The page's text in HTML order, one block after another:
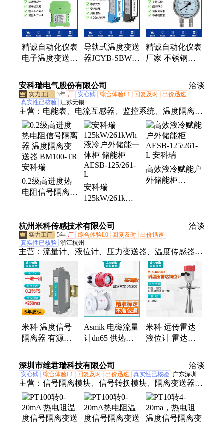
精诚自动化仪表
电子温度变送器
号隔离栅JCYB-
XHA
导轨式温度变送
器JCYB-SBWZ
电阻隔离模块
精诚仪表
精诚自动化仪表
厂家 不锈钢差
精准刻度电子压
力表
安科瑞电气股份有限公司 洽谈
3年 厂 安心购 综合体验L1 回复及时 出价迅速
真实性已核验 江苏无锡
主营： 电能表、电流互感器、监控系统、温度隔离变
送器、云平台
0.2级高进度热
电阻信号隔离器
瑞
安科瑞
125kW/261kWh
体柜 储能柜
AESB-125/261-
高效液冷赋能户
外储能柜
杭州米科传感技术有限公司 洽谈
5年 厂 综合体验L0 回复及时 出价迅速
真实性已核验 浙江杭州
主营： 流量计、液位计、压力变送器、温度传感器、
无纸记录仪、水质分析仪、超声波液位计、电磁流量
计、在线ph计、在线溶氧仪、在线浊度仪、多参数水
质分析仪、有纸记录仪、涡街流量计、涡轮流量计、
超声波流量计、雷达液位计、在线余氯分析仪
米科 温度信号
隔离器 有源电
器 变送隔离放
大转化
Asmik 电磁流量
计dn65 供热电
显示测量精度高
米科 远传雷达
液位计 雷达位
深圳市维君瑞科技有限公司 洽谈
安心购 综合体验L1 回复及时 出价迅速 真实性已核验 广东深圳
主营： 信号隔离模块、信号转换模块、隔离变送器、
信号变送器